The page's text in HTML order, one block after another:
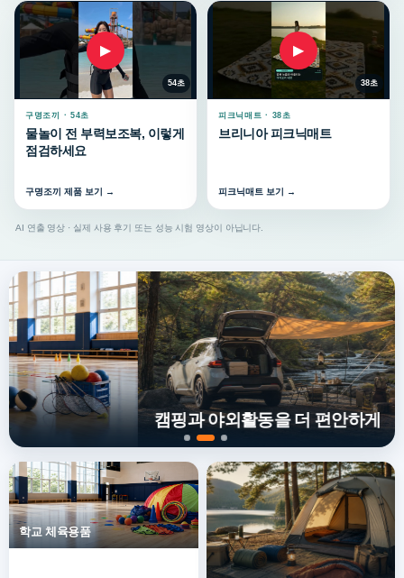
▶
54초
구명조끼 · 54초
물놀이 전 부력보조복, 이렇게
점검하세요
구명조끼 제품 보기 →
▶
38초
피크닉매트 · 38초
브리니아 피크닉매트
피크닉매트 보기 →
AI 연출 영상 · 실제 사용 후기 또는 성능 시험 영상이 아닙니다.